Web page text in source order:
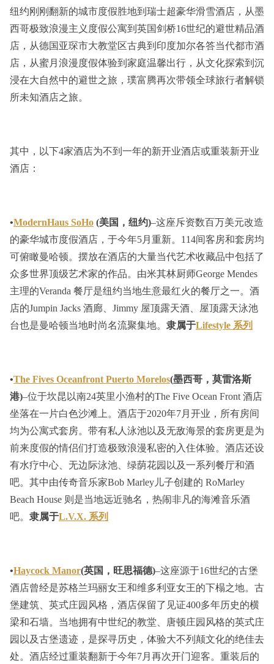
纽约刚刚翻新的城市度假胜地到瑞士超豪华滑雪酒店，从墨
西哥极致浪漫主义度假公寓到英国剑桥16世纪的避世精品酒
店，从德国亚琛市大教堂区古典到印度加尔各答当代都市酒
店，从蜜月浪漫度假体验到家庭温馨出行，从文化探索到沉
浸在大自然中的避世之旅，璞富腾再次带领全球旅行者解锁
所未知酒店之旅。
其中，以下4家酒店为不到一年的新开业酒店或重装新开业
酒店：
•ModernHaus SoHo (美国，纽约)–这座斥资数百万美元改造
的豪华城市度假酒店，于今年5月重新。114间客房和套房均
可俯瞰曼哈顿。摆放在酒店的大量当代艺术收藏品中包括了
众多世界顶级艺术家的作品。由米其林厨师George Mendes
主理的Veranda 餐厅是纽约当地生意最红火的餐厅之一。酒
店的Jumpin Jacks 酒廊、Jimmy 屋顶露天酒、屋顶露天泳池
台也是曼哈顿当地时尚名流聚集地。 隶属于Lifestyle 系列
•The Fives Oceanfront Puerto Morelos(墨西哥，莫雷洛斯
港)–位于坎昆以南24英里小渔村的The Five Ocean Front 酒店
坐落在一片白色沙滩上。酒店于2020年7月开业，所有房间
均为公寓式套房。带有私人泳池以及无敌海景的套房更是为
前来度假的情侣们打造极致浪漫私密的入住体验。酒店还设
有水疗中心、无边际泳池、绿荫花园以及一系列餐厅和酒
吧。其中由传奇音乐家Bob Marley儿子创建的 RoMarley
Beach House 则是当地远近驰名，热闹非凡的海滩音乐酒
吧。 隶属于L.V.X. 系列
•Haycock Manor(英国，旺思福德)–这座源于16世纪的古堡
酒店曾经是苏格兰玛丽女王和维多利亚女王的下榻之地。古
堡建筑、英式庄园风格，酒店保留了见证400多年历史的横
梁和石墙。当地拥有中世纪的教堂、唐顿庄园风格的英式庄
园以及古堡遗迹，是探寻历史，体验大不列颠文化的绝佳去
处。酒店经过重装翻新于今年7月再次开门迎客。重装后的